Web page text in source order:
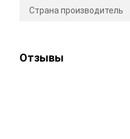
Страна производитель
Отзывы